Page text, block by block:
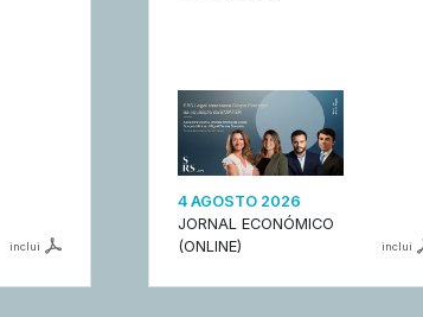
inclui
4 AGOSTO 2026
JORNAL ECONÓMICO
(ONLINE)
inclui